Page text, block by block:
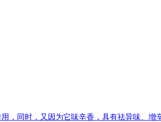
，同时，又因为它味辛香，具有祛异味、